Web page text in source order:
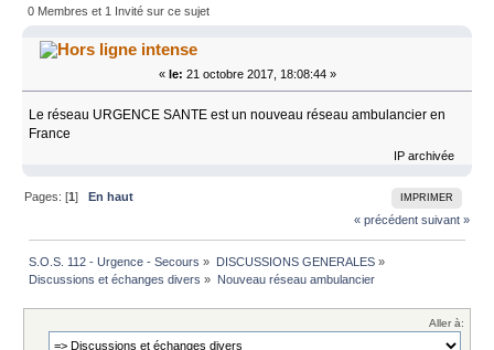
ambulancier (Lu 14301 fois)
0 Membres et 1 Invité sur ce sujet
intense
« le: 21 octobre 2017, 18:08:44 »
Le réseau URGENCE SANTE est un nouveau réseau ambulancier en
France
IP archivée
IMPRIMER
Pages: [1]En haut
« précédent suivant »
S.O.S. 112 - Urgence - Secours » DISCUSSIONS GENERALES»
Discussions et échanges divers » Nouveau réseau ambulancier
Aller à: